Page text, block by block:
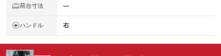
荷台寸法 ―
ハンドル 右